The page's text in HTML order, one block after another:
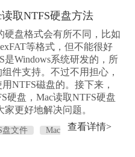
取NTFS硬盘方法
硬盘格式会有所不同，比如
等格式，但不能很好
Windows系统研发的，所
件支持。不过不用担心，
NTFS磁盘的。接下来，
硬盘，Mac读取NTFS硬盘
更好地解决问题。
盘文件 Mac 查看详情>